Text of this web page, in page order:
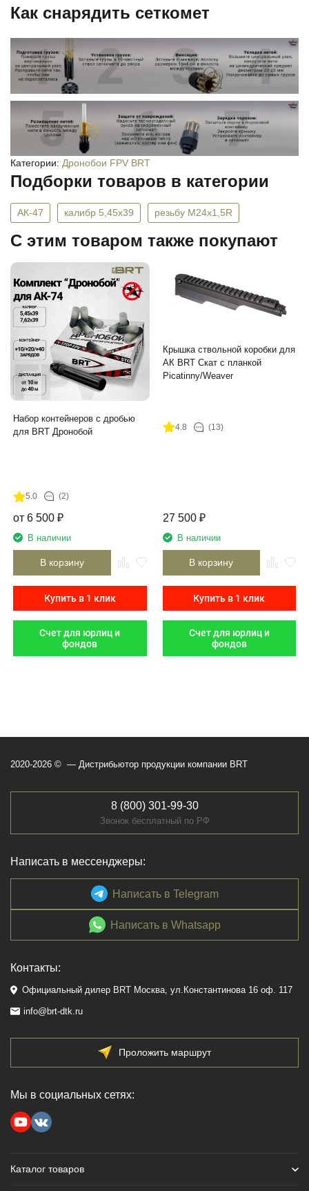
Как снарядить сеткомет
Категории: Дронобои FPV BRT
Подборки товаров в категории
АК-47 калибр 5,45х39 резьбу M24х1,5R
C этим товаром также покупают
Набор контейнеров с дробью
для BRT Дронобой
5.0 (2)
от 6 500 ₽
В наличии
В корзину
Купить в 1 клик
Счет для юрлиц и
фондов
Крышка ствольной коробки для
АК BRT Скат с планкой
Picatinny/Weaver
4.8 (13)
27 500 ₽
В наличии
В корзину
Купить в 1 клик
Счет для юрлиц и
фондов
2020-2026 © — Дистрибьютор продукции компании BRT
8 (800) 301-99-30
Звонок бесплатный по РФ
Написать в мессенджеры:
Написать в Telegram
Написать в Whatsapp
Контакты:
Официальный дилер BRT Москва, ул.Константинова 16 оф. 117
info@brt-dtk.ru
Проложить маршрут
Мы в социальных сетях:
Каталог товаров